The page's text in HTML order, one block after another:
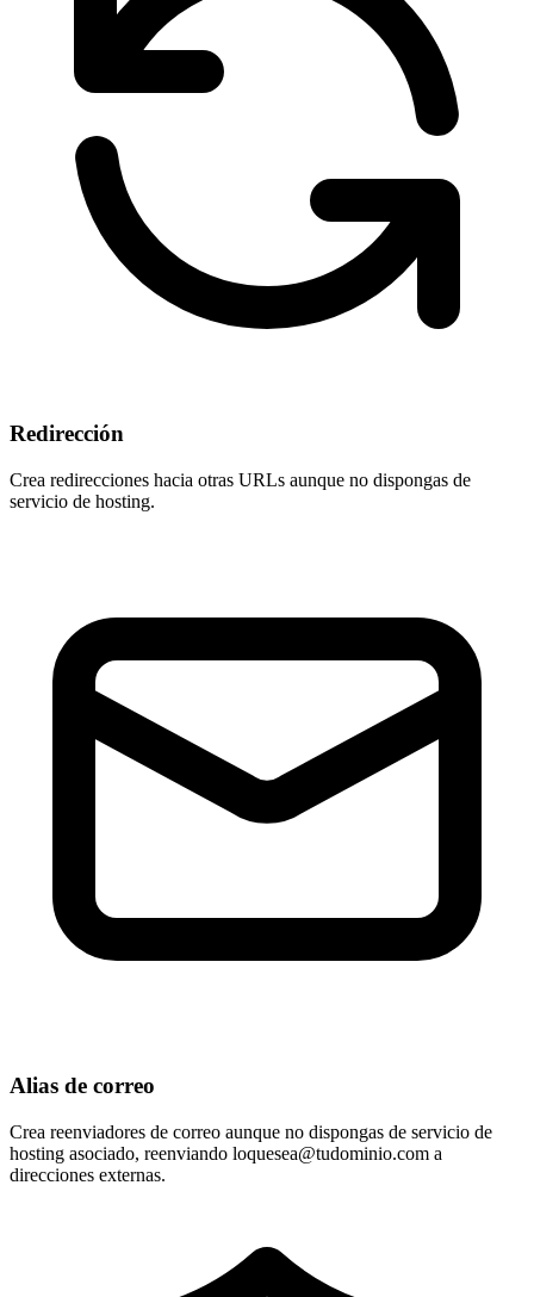
Redirección
Crea redirecciones hacia otras URLs aunque no dispongas de
servicio de hosting.
Alias de correo
Crea reenviadores de correo aunque no dispongas de servicio de
hosting asociado, reenviando loquesea@tudominio.com a
direcciones externas.